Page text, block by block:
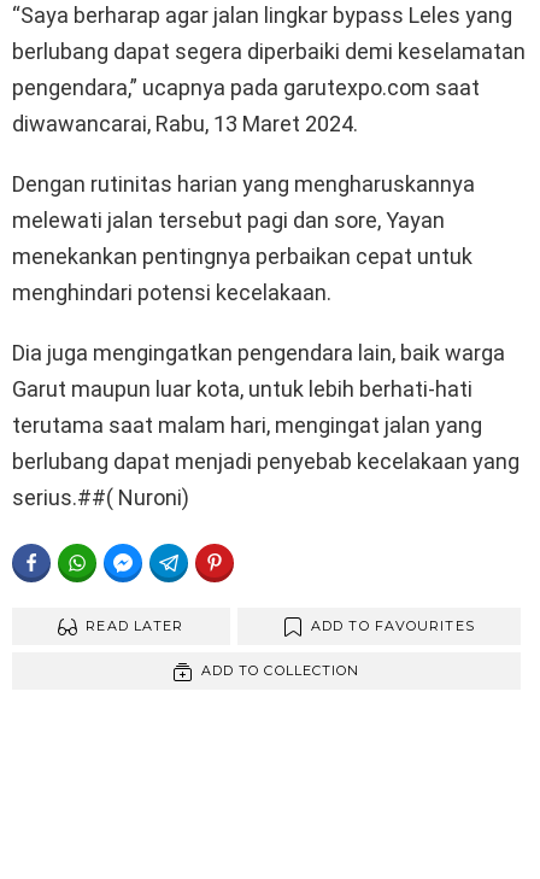
“Saya berharap agar jalan lingkar bypass Leles yang
berlubang dapat segera diperbaiki demi keselamatan
pengendara,” ucapnya pada garutexpo.com saat
diwawancarai, Rabu, 13 Maret 2024.
Dengan rutinitas harian yang mengharuskannya
melewati jalan tersebut pagi dan sore, Yayan
menekankan pentingnya perbaikan cepat untuk
menghindari potensi kecelakaan.
Dia juga mengingatkan pengendara lain, baik warga
Garut maupun luar kota, untuk lebih berhati-hati
terutama saat malam hari, mengingat jalan yang
berlubang dapat menjadi penyebab kecelakaan yang
serius.##( Nuroni)
FACEBOOKWHATSAPPFACEBOOK MESSENGER
TELEGRAM
READ LATER ADD TO FAVOURITES
ADD TO COLLECTION